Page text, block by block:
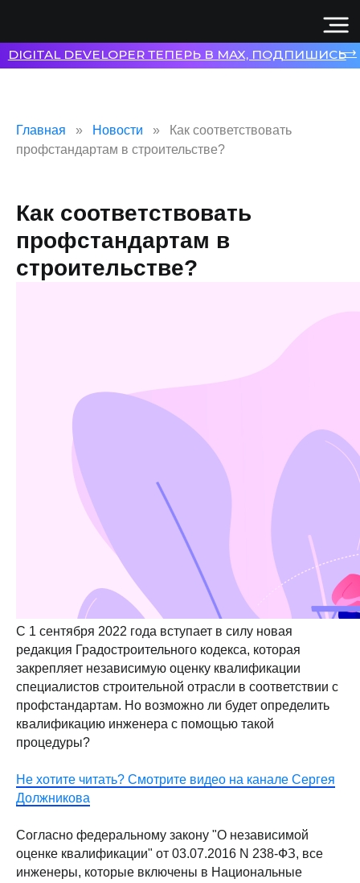
Главная Новости
Как соответствовать
профстандартам в строительстве?
Как соответствовать
профстандартам в
строительстве?
С 1 сентября 2022 года вступает в силу новая
редакция Градостроительного кодекса, которая
закрепляет независимую оценку квалификации
специалистов строительной отрасли в соответствии с
профстандартам. Но возможно ли будет определить
квалификацию инженера с помощью такой
процедуры?
Не хотите читать? Смотрите видео на канале Сергея
Должникова
Согласно федеральному закону "О независимой
оценке квалификации" от 03.07.2016 N 238-ФЗ, все
инженеры, которые включены в Национальные